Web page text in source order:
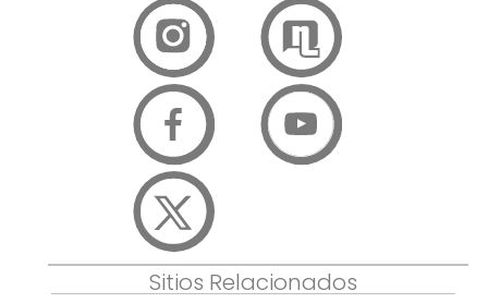
Sitios Relacionados